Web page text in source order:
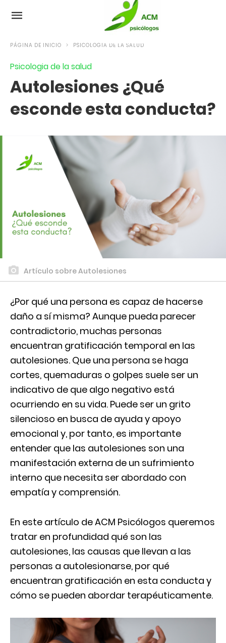
PÁGINA DE INICIO PSICOLOGIA DE LA SALUD
Psicologia de la salud
Autolesiones ¿Qué
esconde esta conducta?
Artículo sobre Autolesiones
¿Por qué una persona es capaz de hacerse
daño a sí misma? Aunque pueda parecer
contradictorio, muchas personas
encuentran gratificación temporal en las
autolesiones. Que una persona se haga
cortes, quemaduras o golpes suele ser un
indicativo de que algo negativo está
ocurriendo en su vida. Puede ser un grito
silencioso en busca de ayuda y apoyo
emocional y, por tanto, es importante
entender que las autolesiones son una
manifestación externa de un sufrimiento
interno que necesita ser abordado con
empatía y comprensión.
En este artículo de ACM Psicólogos queremos
tratar en profundidad qué son las
autolesiones, las causas que llevan a las
personas a autolesionarse, por qué
encuentran gratificación en esta conducta y
cómo se pueden abordar terapéuticamente.